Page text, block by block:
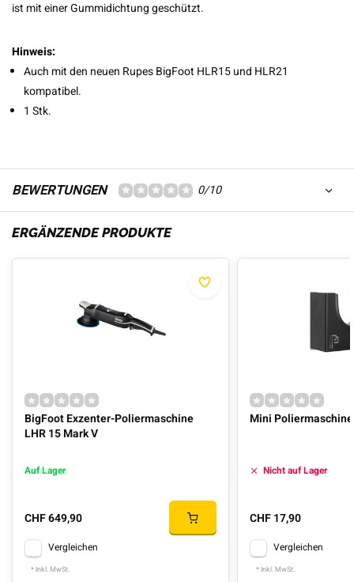
ist mit einer Gummidichtung geschützt.
Hinweis:
Auch mit den neuen Rupes BigFoot HLR15 und HLR21
kompatibel.
1 Stk.
BEWERTUNGEN 0/10
ERGÄNZENDE PRODUKTE
BigFoot Exzenter-Poliermaschine
LHR 15 Mark V
Auf Lager
CHF 649,90
Vergleichen
* Inkl. MwSt.
Mini
Nicht auf Lager
CHF 17,90
Vergleichen
* Inkl. MwSt.